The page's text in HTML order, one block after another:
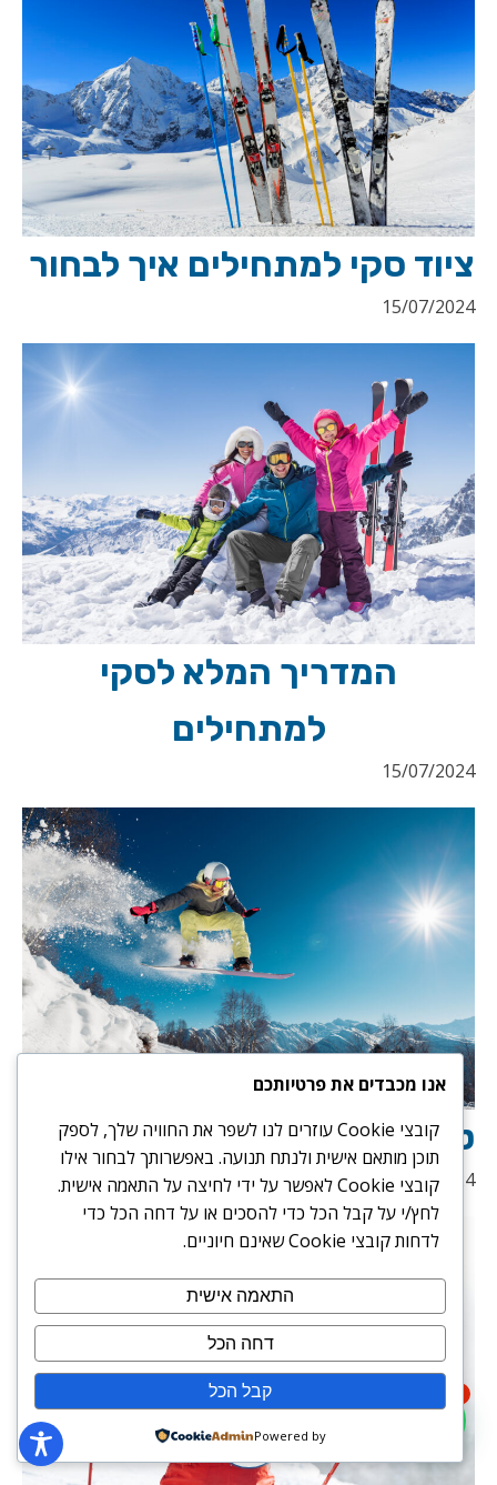
ציוד סקי למתחילים איך לבחור
15/07/2024
המדריך המלא לסקי
למתחילים
15/07/2024
טיפים חשובים לגולשי סנובורד
15/07/2024
אנו מכבדים את פרטיותכם
קובצי Cookie עוזרים לנו לשפר את החוויה שלך, לספק
תוכן מותאם אישית ולנתח תנועה. באפשרותך לבחור אילו
קובצי Cookie לאפשר על ידי לחיצה על התאמה אישית.
לחץ/י על קבל הכל כדי להסכים או על דחה הכל כדי
לדחות קובצי Cookie שאינם חיוניים.
התאמה אישית
דחה הכל
קבל הכל
Powered by